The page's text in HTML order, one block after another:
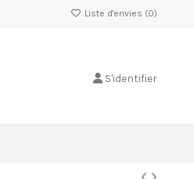
Liste d'envies (0)
S'identifier